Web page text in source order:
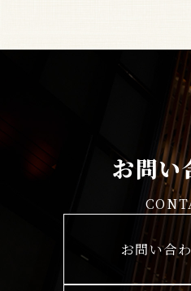
お問い
お問い合